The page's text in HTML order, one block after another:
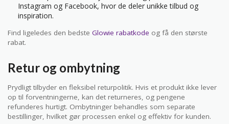
Instagram og Facebook, hvor de deler unikke tilbud og
inspiration.
Find ligeledes den bedste Glowie rabatkode og få den største
rabat.
Retur og ombytning
Prydligt tilbyder en fleksibel returpolitik. Hvis et produkt ikke lever
op til forventningerne, kan det returneres, og pengene
refunderes hurtigt. Ombytninger behandles som separate
bestillinger, hvilket gør processen enkel og effektiv for kunden.